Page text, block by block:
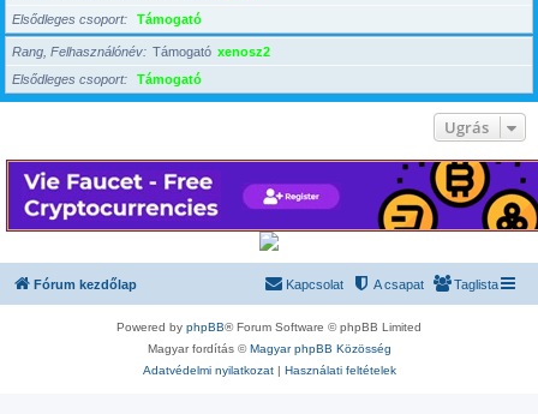
Elsődleges csoport
Támogató
Rang, Felhasználónév Támogató xenosz2
Elsődleges csoport
Támogató
Ugrás
Fórum kezdőlap Taglista
A csapat
Kapcsolat
Powered by phpBB® Forum Software © phpBB Limited
Magyar fordítás ©Magyar phpBB Közösség
Adatvédelmi nyilatkozat| Használati feltételek